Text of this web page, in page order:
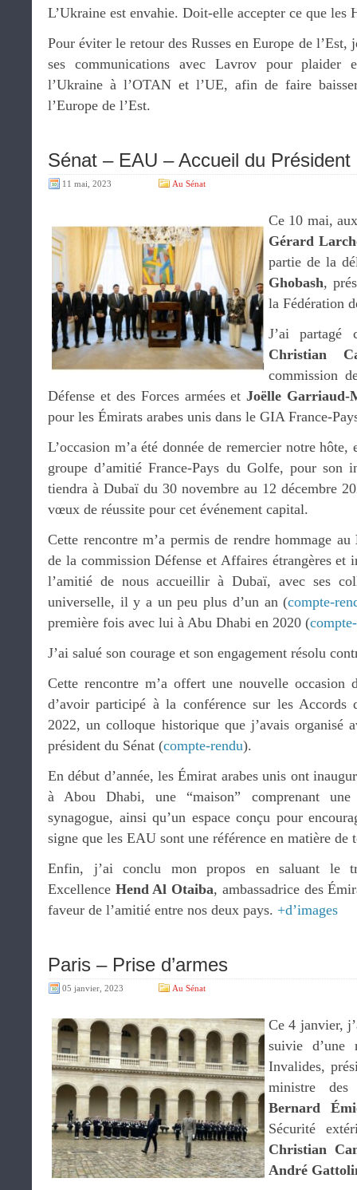
L’Ukraine est envahie. Doit-elle accepter ce que les
Pour éviter le retour des Russes en Europe de
ses communications avec Lavrov pour plaider
l’Ukraine à l’OTAN et l’UE, afin de faire
l’Europe de l’Est.
Sénat – EAU – Accueil du Président
11 mai, 2023 Au Sénat
Ce 10 mai,
Gérard
partie de la
Ghobash,
la Fédération
J’ai partagé
Christian
commission
Défense et des Forces armées etJoëlle Garriaud-
pour les Émirats arabes unis dans le GIA France-
L’occasion m’a été donnée de remercier notre
groupe d’amitié France-Pays du Golfe, pour son
tiendra à Dubaï du 30 novembre au 12 décembre
vœux de réussite pour cet événement capital.
Cette rencontre m’a permis de rendre hommage au
de la commission Défense et Affaires étrangères et
l’amitié de nous accueillir à Dubaï, avec ses
universelle, il y a un peu plus d’un an (compte-
première fois avec lui à Abu Dhabi en 2020 (
J’ai salué son courage et son engagement résolu
Cette rencontre m’a offert une nouvelle
d’avoir participé à la conférence sur les Accords
2022, un colloque historique que j’avais organisé
président du Sénat (compte-rendu).
En début d’année, les Émirat arabes unis ont
à Abou Dhabi, une “maison” comprenant
synagogue, ainsi qu’un espace conçu pour
signe que les EAU sont une référence en matière de
Enfin, j’ai conclu mon propos en saluant le
Excellence Hend Al Otaiba, ambassadrice des
faveur de l’amitié entre nos deux pays. +d’images
Paris – Prise d’armes
05 janvier, 2023 Au Sénat
Ce 4 janvier,
suivie d’une
Invalides,
ministre des
Bernard
Sécurité
Christian
André